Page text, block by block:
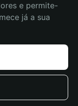
e permite-
já a sua